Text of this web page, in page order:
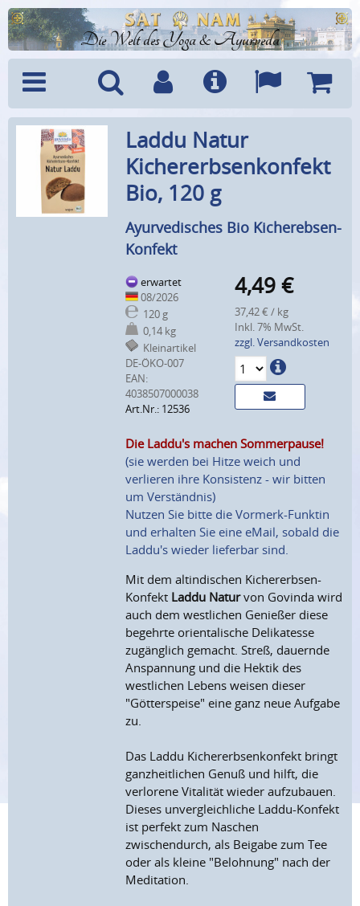
Die Welt des Yoga & Ayurveda
Menü Suche Benutzerkonto
Info Sprachen
Laddu Natur
Kichererbsenkonfekt
Bio, 120 g
Ayurvedisches Bio Kicherebsen-
Konfekt
erwartet
08/2026
120 g
0,14 kg
Kleinartikel
DE-ÖKO-007
EAN:
4038507000038
Art.Nr.: 12536
4,49 €
37,42 € / kg
Inkl. 7% MwSt.
zzgl. Versandkosten
Die Laddu's machen Sommerpause!
(sie werden bei Hitze weich und
verlieren ihre Konsistenz - wir bitten
um Verständnis)
Nutzen Sie bitte die Vormerk-Funktin
und erhalten Sie eine eMail, sobald die
Laddu's wieder lieferbar sind.
Mit dem altindischen Kichererbsen-
Konfekt Laddu Naturvon Govinda wird
auch dem westlichen Genießer diese
begehrte orientalische Delikatesse
zugänglich gemacht. Streß, dauernde
Anspannung und die Hektik des
westlichen Lebens weisen dieser
"Götterspeise" eine ganz neue Aufgabe
zu.
Das Laddu Kichererbsenkonfekt bringt
ganzheitlichen Genuß und hilft, die
verlorene Vitalität wieder aufzubauen.
Dieses unvergleichliche Laddu-Konfekt
ist perfekt zum Naschen
zwischendurch, als Beigabe zum Tee
oder als kleine "Belohnung" nach der
Meditation.